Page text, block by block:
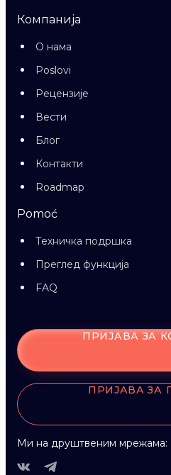
Компанија
О нама
Poslovi
Рецензије
Вести
Блог
Контакти
Roadmap
Pomoć
Техничка подршка
Преглед функција
FAQ
ПРИЈАВА ЗА
ПРИЈАВА ЗА
Ми на друштвеним мрежама: